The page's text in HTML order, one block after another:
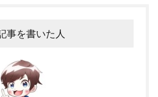
事を書いた人